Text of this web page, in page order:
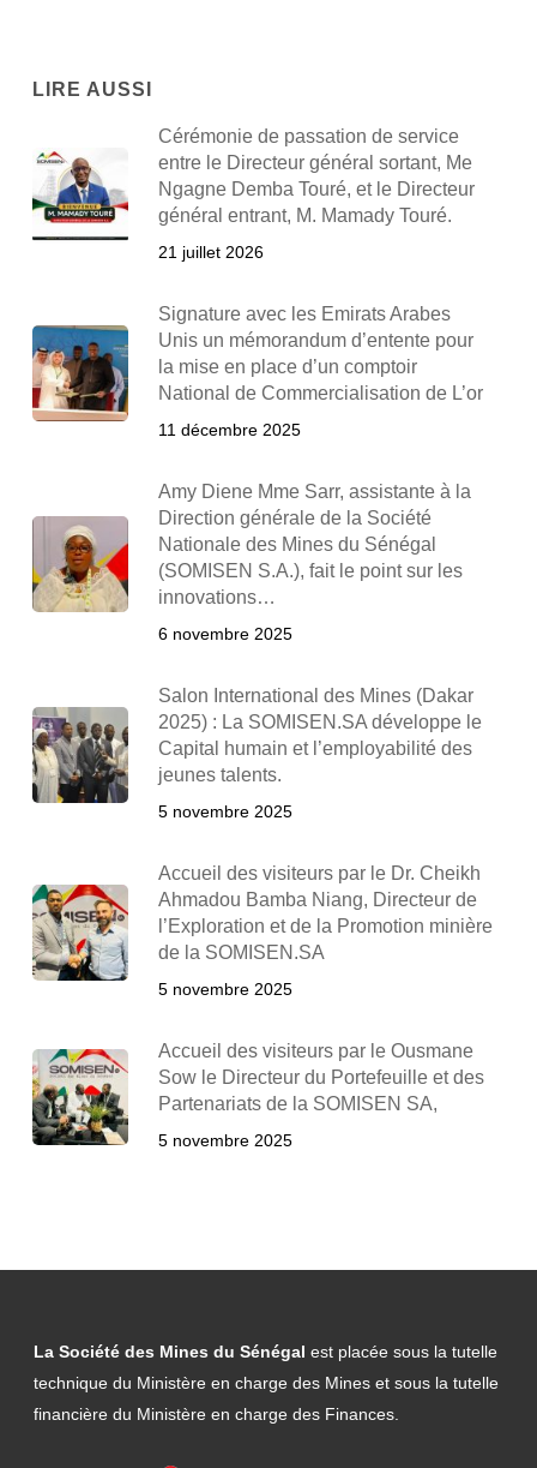
LIRE AUSSI
Cérémonie de passation de service
entre le Directeur général sortant, Me
Ngagne Demba Touré, et le Directeur
général entrant, M. Mamady Touré.
21 juillet 2026
Signature avec les Emirats Arabes
Unis un mémorandum d’entente pour
la mise en place d’un comptoir
National de Commercialisation de L’or
11 décembre 2025
Amy Diene Mme Sarr, assistante à la
Direction générale de la Société
Nationale des Mines du Sénégal
(SOMISEN S.A.), fait le point sur les
innovations…
6 novembre 2025
Salon International des Mines (Dakar
2025) : La SOMISEN.SA développe le
Capital humain et l’employabilité des
jeunes talents.
5 novembre 2025
Accueil des visiteurs par le Dr. Cheikh
Ahmadou Bamba Niang, Directeur de
l’Exploration et de la Promotion minière
de la SOMISEN.SA
5 novembre 2025
Accueil des visiteurs par le Ousmane
Sow le Directeur du Portefeuille et des
Partenariats de la SOMISEN SA,
5 novembre 2025
La Société des Mines du Sénégal est placée sous la tutelle
technique du Ministère en charge des Mines et sous la tutelle
financière du Ministère en charge des Finances.